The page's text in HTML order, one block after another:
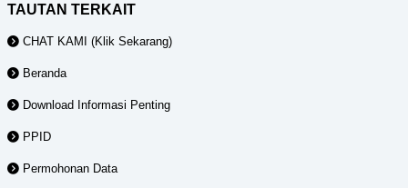
TAUTAN TERKAIT
CHAT KAMI (Klik Sekarang)
Beranda
Download Informasi Penting
PPID
Permohonan Data